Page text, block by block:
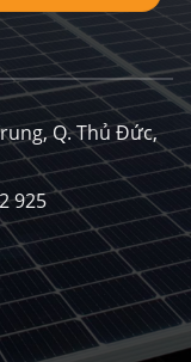
Q. Thủ Đức,
925